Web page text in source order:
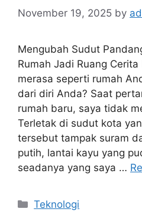
November 19, 2025 by
Mengubah Sudut
Rumah Jadi Ruang
merasa seperti rumah
dari diri Anda? Saat
rumah baru, saya tidak
Terletak di sudut kota
tersebut tampak suram
putih, lantai kayu yang
seadanya yang saya …
Categories
Teknologi